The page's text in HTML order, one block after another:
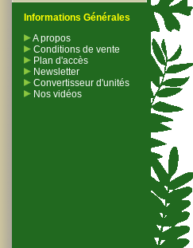
Informations Générales
A propos
Conditions de vente
Plan d'accès
Newsletter
Convertisseur d'unités
Nos vidéos